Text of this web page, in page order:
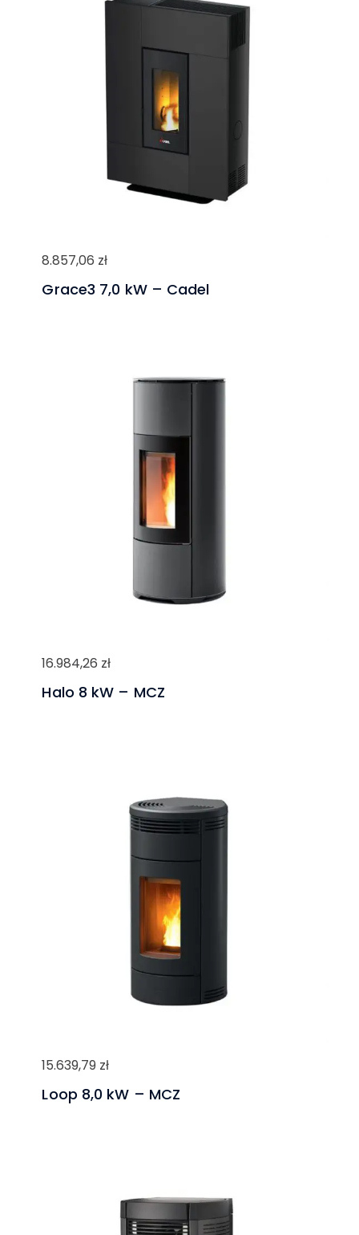
Grace3 7,0 kW – Cadel
8.857,06 zł
Halo 8 kW – MCZ
16.984,26 zł
Loop 8,0 kW – MCZ
15.639,79 zł